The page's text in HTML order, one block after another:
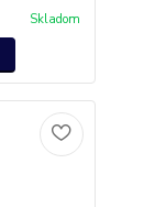
Skladom